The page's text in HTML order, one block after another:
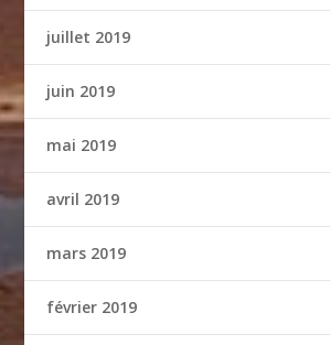
juillet 2019
juin 2019
mai 2019
avril 2019
mars 2019
février 2019